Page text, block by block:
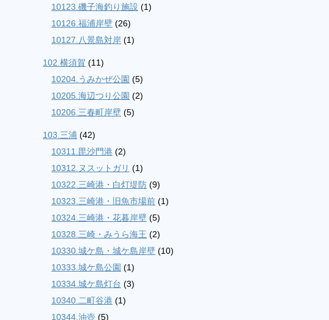
10123.磯子海釣り施設 (1)
10126.福浦岸壁 (26)
10127.八景島対岸 (1)
102.横須賀 (11)
10204.うみかぜ公園 (5)
10205.海辺つり公園 (2)
10206.三春町岸壁 (5)
103.三浦 (42)
10311.毘沙門港 (2)
10312.ヌスットガリ (1)
10322.三崎港・白灯堤防 (9)
10323.三崎港・旧魚市場前 (1)
10324.三崎港・花暮岸壁 (5)
10328.三崎・みうら海王 (2)
10330.城ケ島・城ケ島岸壁 (10)
10333.城ケ島公園 (1)
10334.城ケ島灯台 (3)
10340.二町谷港 (1)
10344.油壺 (5)